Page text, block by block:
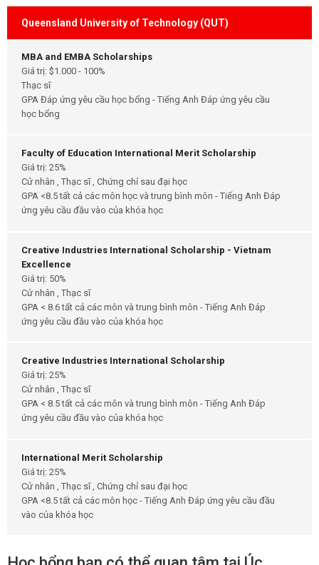
Queensland University of Technology (QUT)
MBA and EMBA Scholarships
Giá trị: $1.000 - 100%
Thạc sĩ
GPA Đáp ứng yêu cầu học bổng - Tiếng Anh Đáp ứng yêu cầu
học bổng
Faculty of Education International Merit Scholarship
Giá trị: 25%
Cử nhân , Thạc sĩ , Chứng chỉ sau đại học
GPA <8.5 tất cả các môn học và trung bình môn - Tiếng Anh Đáp
ứng yêu cầu đầu vào của khóa học
Creative Industries International Scholarship - Vietnam
Excellence
Giá trị: 50%
Cử nhân , Thạc sĩ
GPA < 8.6 tất cả các môn và trung bình môn - Tiếng Anh Đáp
ứng yêu cầu đầu vào của khóa học
Creative Industries International Scholarship
Giá trị: 25%
Cử nhân , Thạc sĩ
GPA < 8.5 tất cả các môn và trung bình môn - Tiếng Anh Đáp
ứng yêu cầu đầu vào của khóa học
International Merit Scholarship
Giá trị: 25%
Cử nhân , Thạc sĩ , Chứng chỉ sau đại học
GPA <8.5 tất cả các môn học - Tiếng Anh Đáp ứng yêu cầu đầu
vào của khóa học